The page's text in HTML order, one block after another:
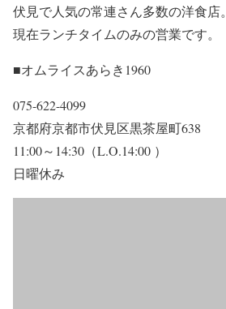
伏見で人気の常連さん多数の洋食店。
現在ランチタイムのみの営業です。
■オムライスあらき1960
075-622-4099
京都府京都市伏見区黒茶屋町638
11:00～14:30（L.O.14:00 ）
日曜休み